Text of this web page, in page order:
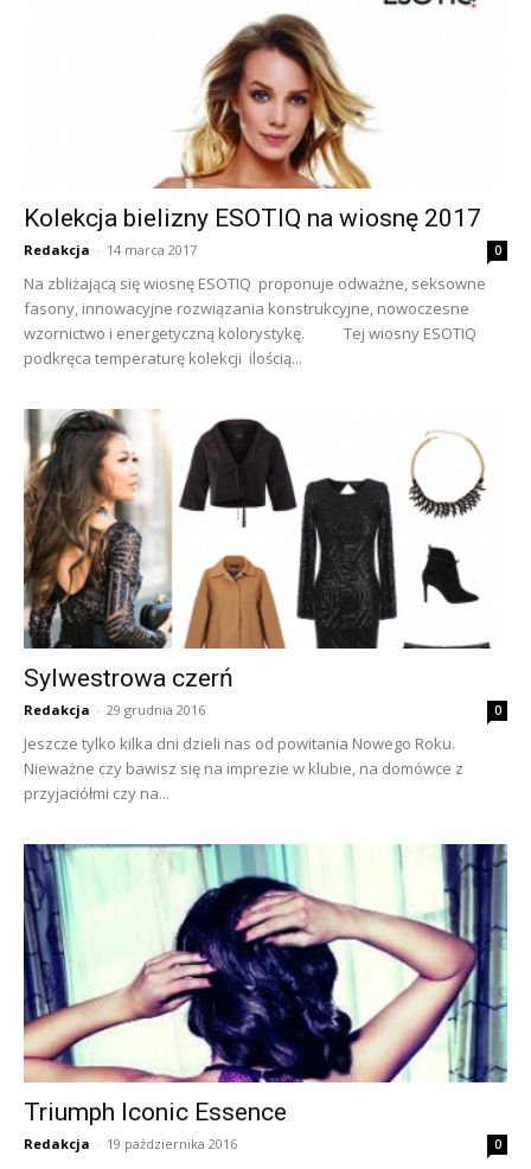
Kolekcja bielizny ESOTIQ na wiosnę 2017
Redakcja - 14 marca 2017 0
Na zbliżającą się wiosnę ESOTIQ proponuje odważne, seksowne
fasony, innowacyjne rozwiązania konstrukcyjne, nowoczesne
wzornictwo i energetyczną kolorystykę. Tej wiosny ESOTIQ
podkręca temperaturę kolekcji ilością...
Sylwestrowa czerń
Redakcja - 29 grudnia 2016 0
Jeszcze tylko kilka dni dzieli nas od powitania Nowego Roku.
Nieważne czy bawisz się na imprezie w klubie, na domówce z
przyjaciółmi czy na...
Triumph Iconic Essence
Redakcja - 19 października 2016 0